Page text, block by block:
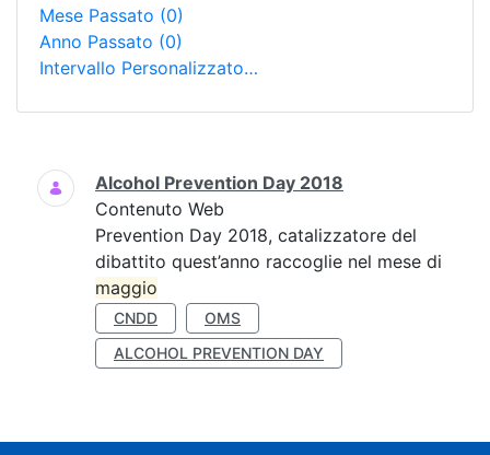
Mese Passato (0)
Anno Passato (0)
Intervallo Personalizzato…
Ricerca
Alcohol Prevention Day 2018
Contenuto Web
Prevention Day 2018, catalizzatore del
dibattito quest’anno raccoglie nel mese di
maggio
CNDD
OMS
ALCOHOL PREVENTION DAY